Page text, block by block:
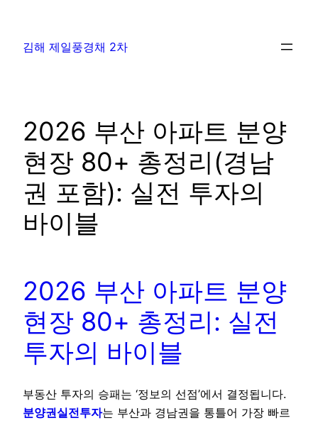
김해 제일풍경채 2차
2026 부산 아파트 분양
현장 80+ 총정리(경남
권 포함): 실전 투자의
바이블
2026 부산 아파트 분양
현장 80+ 총정리: 실전
투자의 바이블
부동산 투자의 승패는 ‘정보의 선점’에서 결정됩니다.
분양권실전투자는 부산과 경남권을 통틀어 가장 빠르